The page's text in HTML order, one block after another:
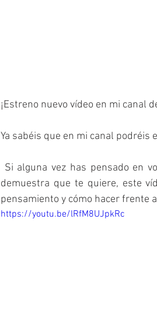
¡Estreno nuevo vídeo en mi canal
Ya sabéis que en mi canal podréis
demuestra que te quiere, este
pensamiento y cómo hacer frente
https://youtu.be/lRfM8UJpkRc